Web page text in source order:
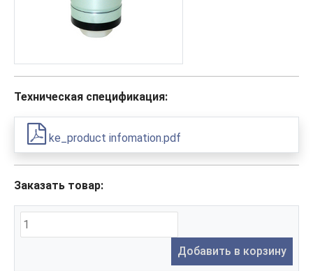
Техническая спецификация:
ke_product infomation.pdf
Заказать товар:
Добавить в корзину